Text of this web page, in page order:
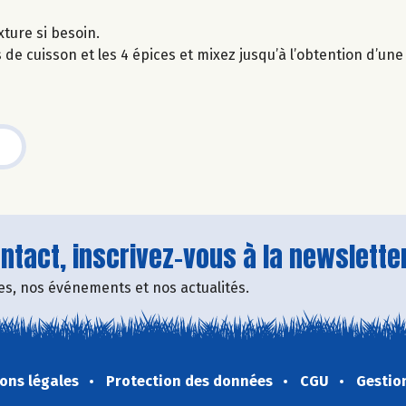
si besoin.
cuisson et les 4 épices et mixez jusqu’à l’obtention
inscrivez-vous à la
nos événements et nos actualités.
légales Protection des données CGU